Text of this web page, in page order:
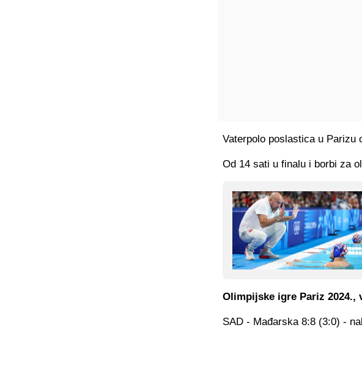
Vaterpolo poslastica u Parizu
Od 14 sati u finalu i borbi za
Olimpijske igre Pariz 2024.,
SAD - Mađarska 8:8 (3:0) -